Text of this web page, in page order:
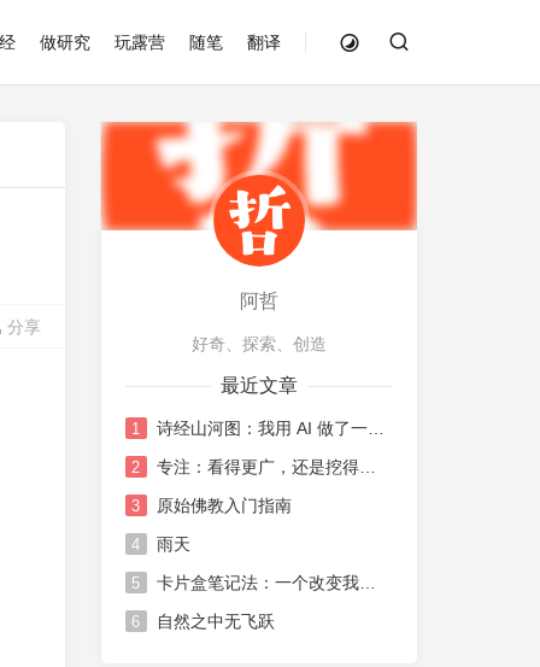
做研究 玩露营 随笔 翻译
分享
阿哲
好奇、探索、创造
最近文章
1 诗经山河图：我用 AI 做了一张《诗经》地图
2 专注：看得更广，还是挖得更深？
3 原始佛教入门指南
4 雨天
5 卡片盒笔记法：一个改变我思维方式的笔记系统
6 自然之中无飞跃